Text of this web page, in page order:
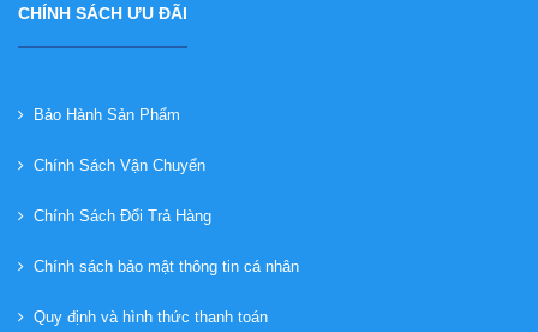
CHÍNH SÁCH ƯU ĐÃI
Bảo Hành Sản Phẩm
Chính Sách Vận Chuyển
Chính Sách Đổi Trả Hàng
Chính sách bảo mật thông tin cá nhân
Quy định và hình thức thanh toán